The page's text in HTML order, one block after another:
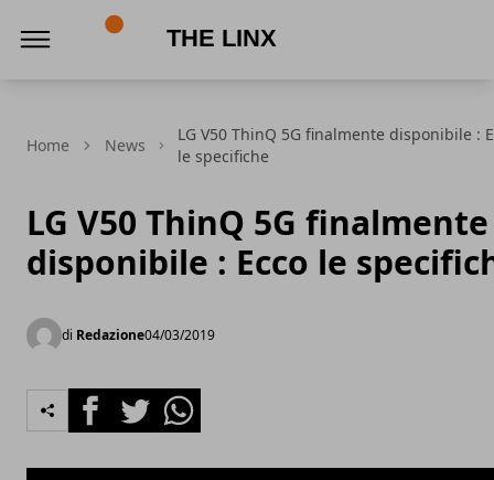
Home News
LG V50 ThinQ 5G finalmente disponibile :
le specifiche
LG V50 ThinQ 5G finalmente
disponibile : Ecco le
di Redazione04/03/2019
FacebookTwitterWhatsapp